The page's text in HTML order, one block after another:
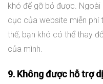
khó để gỡ bỏ được.
cục của website miễn phí
thế, bạn khó có thể thay
của mình.
9. Không được hỗ trợ